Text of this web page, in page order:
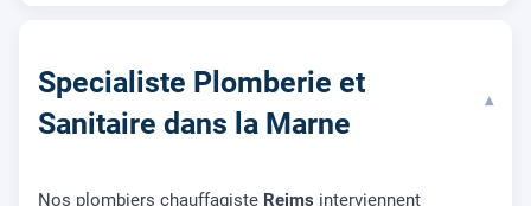
Specialiste Plomberie et
Sanitaire dans la Marne
▾
Nos plombiers chauffagiste Reims interviennent